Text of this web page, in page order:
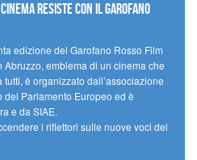
resiste con il Garofano
edizione del Garofano Rosso Film
Abruzzo, emblema di un cinema che
tutti, è organizzato dall’associazione
Parlamento Europeo ed è
e da SIAE.
i riflettori sulle nuove voci del